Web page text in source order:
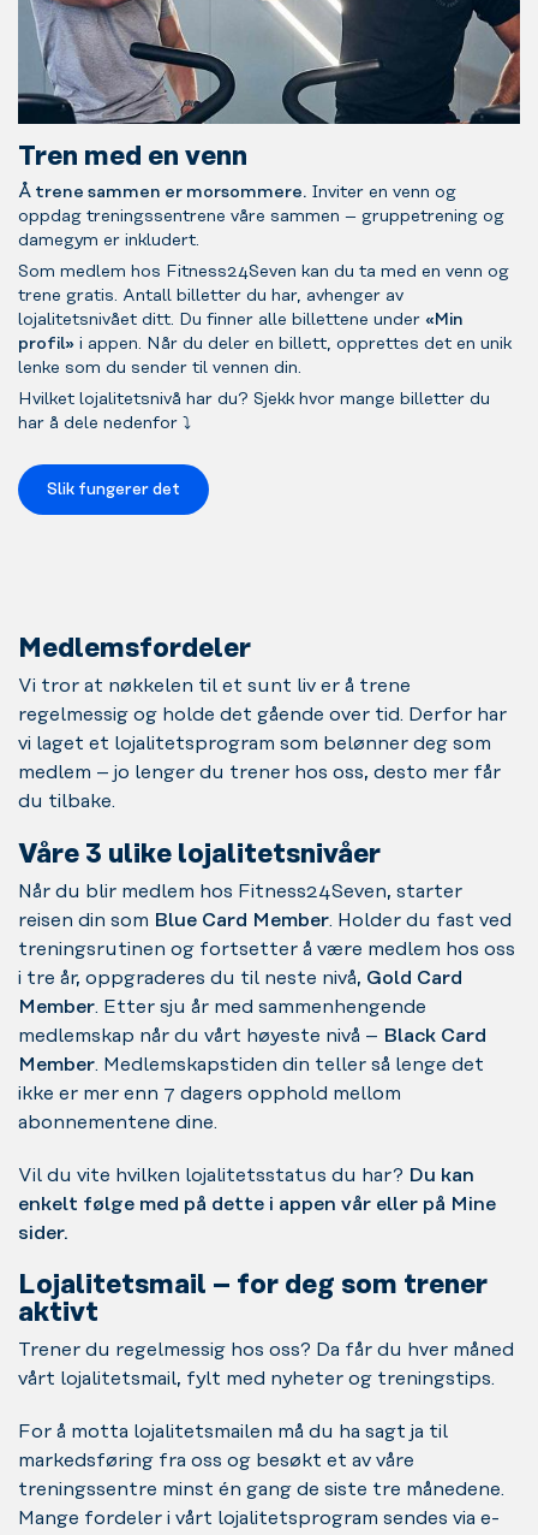
Tren med en venn
Å trene sammen er morsommere. Inviter en venn og
oppdag treningssentrene våre sammen – gruppetrening og
damegym er inkludert.
Som medlem hos Fitness24Seven kan du ta med en venn og
trene gratis. Antall billetter du har, avhenger av
lojalitetsnivået ditt. Du finner alle billettene under «Min
profil» i appen. Når du deler en billett, opprettes det en unik
lenke som du sender til vennen din.
Hvilket lojalitetsnivå har du? Sjekk hvor mange billetter du
har å dele nedenfor ⤵️
Slik fungerer det
Medlemsfordeler
Vi tror at nøkkelen til et sunt liv er å trene
regelmessig og holde det gående over tid. Derfor har
vi laget et lojalitetsprogram som belønner deg som
medlem – jo lenger du trener hos oss, desto mer får
du tilbake.
Våre 3 ulike lojalitetsnivåer
Når du blir medlem hos Fitness24Seven, starter
reisen din som Blue Card Member. Holder du fast ved
treningsrutinen og fortsetter å være medlem hos oss
i tre år, oppgraderes du til neste nivå, Gold Card
Member. Etter sju år med sammenhengende
medlemskap når du vårt høyeste nivå – Black Card
Member. Medlemskapstiden din teller så lenge det
ikke er mer enn 7 dagers opphold mellom
abonnementene dine.
Vil du vite hvilken lojalitetsstatus du har? Du kan
enkelt følge med på dette i appen vår eller på Mine
sider.
Lojalitetsmail – for deg som trener
aktivt
Trener du regelmessig hos oss? Da får du hver måned
vårt lojalitetsmail, fylt med nyheter og treningstips.
For å motta lojalitetsmailen må du ha sagt ja til
markedsføring fra oss og besøkt et av våre
treningssentre minst én gang de siste tre månedene.
Mange fordeler i vårt lojalitetsprogram sendes via e-